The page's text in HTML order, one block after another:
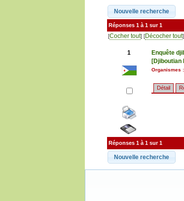
Réponses 1 à 1 sur 1
[Cocher tout] [Décocher tout]
1
Enquête
[Djiboutian
Organismes :
Détail
Réponses 1 à 1 sur 1